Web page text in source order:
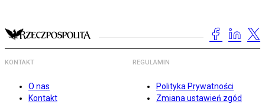
KONTAKT
O nas
Kontakt
REGULAMIN
Polityka Prywatności
Zmiana ustawień zgód